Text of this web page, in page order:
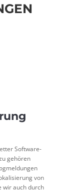
Software-
gehören
von
wir auch durch